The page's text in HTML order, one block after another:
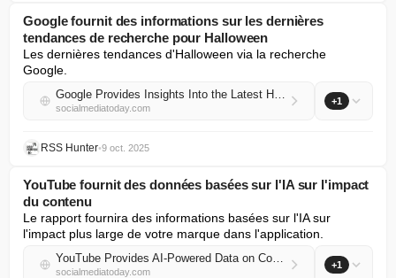
Google fournit des informations sur les dernières
tendances de recherche pour Halloween
Les dernières tendances d'Halloween via la recherche
Google.
Google Provides Insights Into the Latest Halloween Search Trends
socialmediatoday.com
+1
RSS Hunter•9 oct. 2025
YouTube fournit des données basées sur l'IA sur l'impact
du contenu
Le rapport fournira des informations basées sur l'IA sur
l'impact plus large de votre marque dans l'application.
YouTube Provides AI-Powered Data on Content Impact
socialmediatoday.com
+1